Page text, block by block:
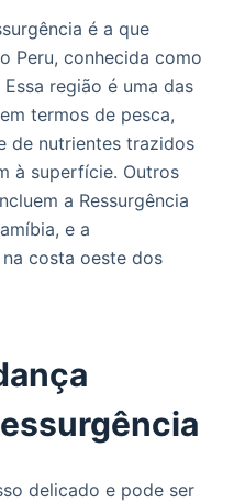
é a que
Peru, conhecida como
região é uma das
termos de pesca,
de nutrientes trazidos
à superfície. Outros
a Ressurgência
e a
costa oeste dos
delicado e pode ser